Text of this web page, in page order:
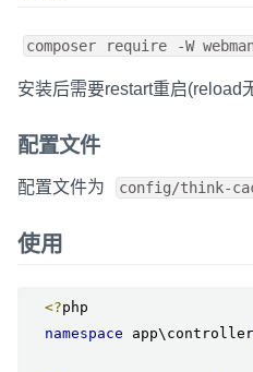
composer require -W
安装后需要restart重启(reload
配置文件
配置文件为 config/think-
使用
<?php
namespace app\controller